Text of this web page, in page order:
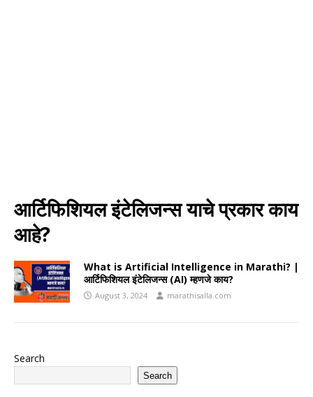
आर्टिफिशियल इंटेलिजन्स याचे प्रकार काय
आहे?
What is Artificial Intelligence in Marathi? |
आर्टिफिशियल इंटेलिजन्स (AI) म्हणजे काय?
August 3, 2024 marathisalla.com
Search
Search